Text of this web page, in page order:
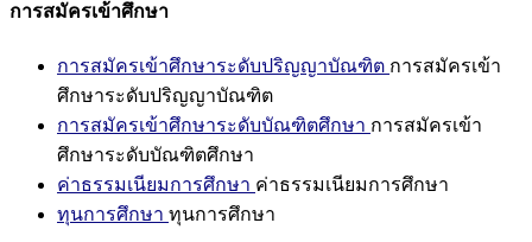
การสมัครเข้าศึกษา
การสมัครเข้าศึกษาระดับปริญญาบัณฑิต การสมัครเข้า
ศึกษาระดับปริญญาบัณฑิต
การสมัครเข้าศึกษาระดับบัณฑิตศึกษา การสมัครเข้า
ศึกษาระดับบัณฑิตศึกษา
ค่าธรรมเนียมการศึกษา ค่าธรรมเนียมการศึกษา
ทุนการศึกษา ทุนการศึกษา